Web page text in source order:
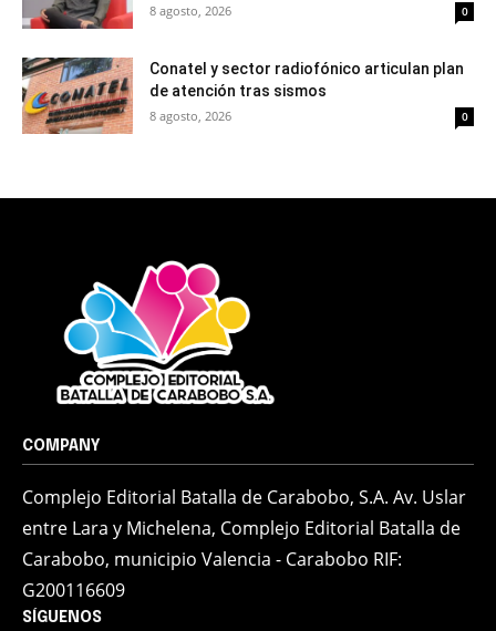
8 agosto, 2026 0
Conatel y sector radiofónico articulan plan
de atención tras sismos
8 agosto, 2026 0
COMPANY
Complejo Editorial Batalla de Carabobo, S.A. Av. Uslar
entre Lara y Michelena, Complejo Editorial Batalla de
Carabobo, municipio Valencia - Carabobo RIF:
G200116609
SÍGUENOS